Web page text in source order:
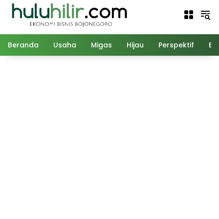
Langsung
Beranda Usaha Migas Hijau Perspektif